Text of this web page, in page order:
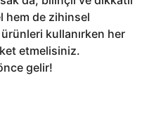
hem de zihinsel
ürünleri kullanırken her
etmelisiniz.
gelir!